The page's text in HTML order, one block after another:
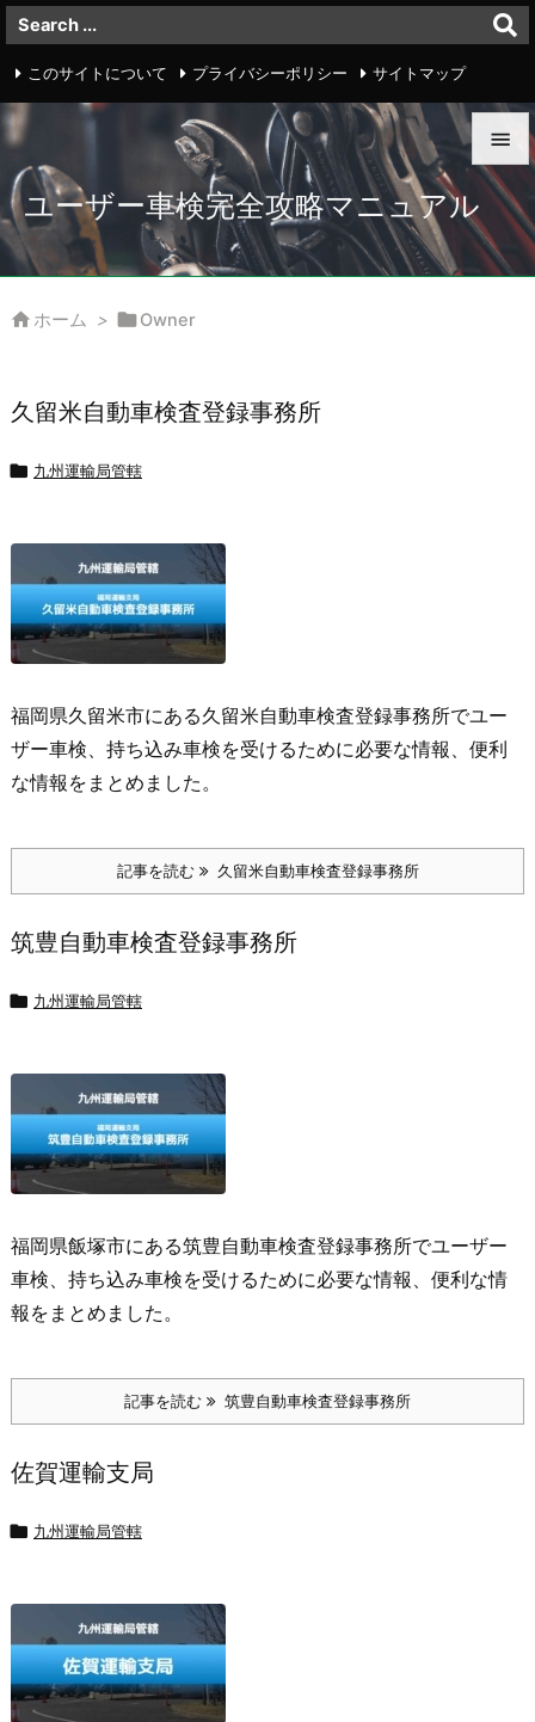
ユーザー車検完全攻略マニュアル


メニュ

サイド
このサイトについて プライバシーポリシー サイトマップ
 ホーム > Owner
久留米自動車検査登録事務所
 九州運輸局管轄
福岡県久留米市にある久留米自動車検査登録事務所でユー
ザー車検、持ち込み車検を受けるために必要な情報、便利
な情報をまとめました。
記事を読む 久留米自動車検査登録事務所
筑豊自動車検査登録事務所
 九州運輸局管轄
福岡県飯塚市にある筑豊自動車検査登録事務所でユーザー
車検、持ち込み車検を受けるために必要な情報、便利な情
報をまとめました。
記事を読む 筑豊自動車検査登録事務所
佐賀運輸支局
 九州運輸局管轄